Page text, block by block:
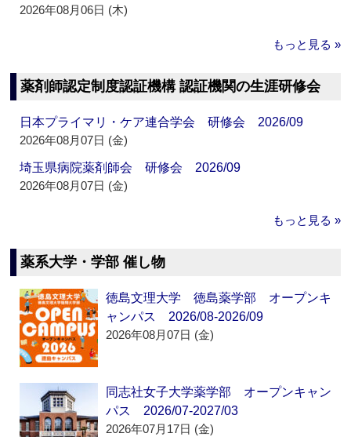
2026年08月06日 (木)
もっと見る »
薬剤師認定制度認証機構 認証機関の生涯研修会
日本プライマリ・ケア連合学会 研修会 2026/09
2026年08月07日 (金)
埼玉県病院薬剤師会 研修会 2026/09
2026年08月07日 (金)
もっと見る »
薬系大学・学部 催し物
徳島文理大学 徳島薬学部 オープンキ
ャンパス 2026/08-2026/09
2026年08月07日 (金)
同志社女子大学薬学部 オープンキャン
パス 2026/07-2027/03
2026年07月17日 (金)